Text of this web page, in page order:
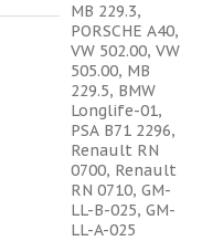
MB 229.3,
PORSCHE A40,
VW 502.00, VW
505.00, MB
229.5, BMW
Longlife-01,
PSA B71 2296,
Renault RN
0700, Renault
RN 0710, GM-
LL-B-025, GM-
LL-A-025